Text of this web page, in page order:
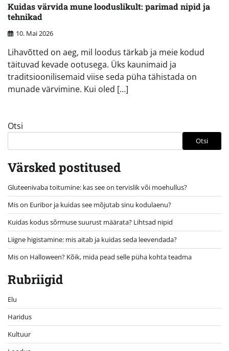
Kuidas värvida mune looduslikult: parimad nipid ja
tehnikad
10. Mai 2026
Lihavõtted on aeg, mil loodus tärkab ja meie kodud
täituvad kevade ootusega. Üks kaunimaid ja
traditsioonilisemaid viise seda püha tähistada on
munade värvimine. Kui oled […]
Otsi
Otsi
Värsked postitused
Gluteenivaba toitumine: kas see on tervislik või moehullus?
Mis on Euribor ja kuidas see mõjutab sinu kodulaenu?
Kuidas kodus sõrmuse suurust määrata? Lihtsad nipid
Liigne higistamine: mis aitab ja kuidas seda leevendada?
Mis on Halloween? Kõik, mida pead selle püha kohta teadma
Rubriigid
Elu
Haridus
Kultuur